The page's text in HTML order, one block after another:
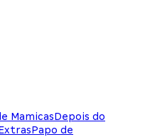
MamicasDepois do
Papo de